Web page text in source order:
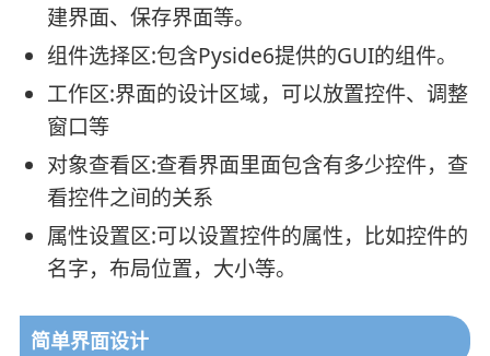
建界面、保存界面等。
组件选择区:包含Pyside6提供的GUI的组件。
工作区:界面的设计区域，可以放置控件、调整
窗口等
对象查看区:查看界面里面包含有多少控件，查
看控件之间的关系
属性设置区:可以设置控件的属性，比如控件的
名字，布局位置，大小等。
简单界面设计